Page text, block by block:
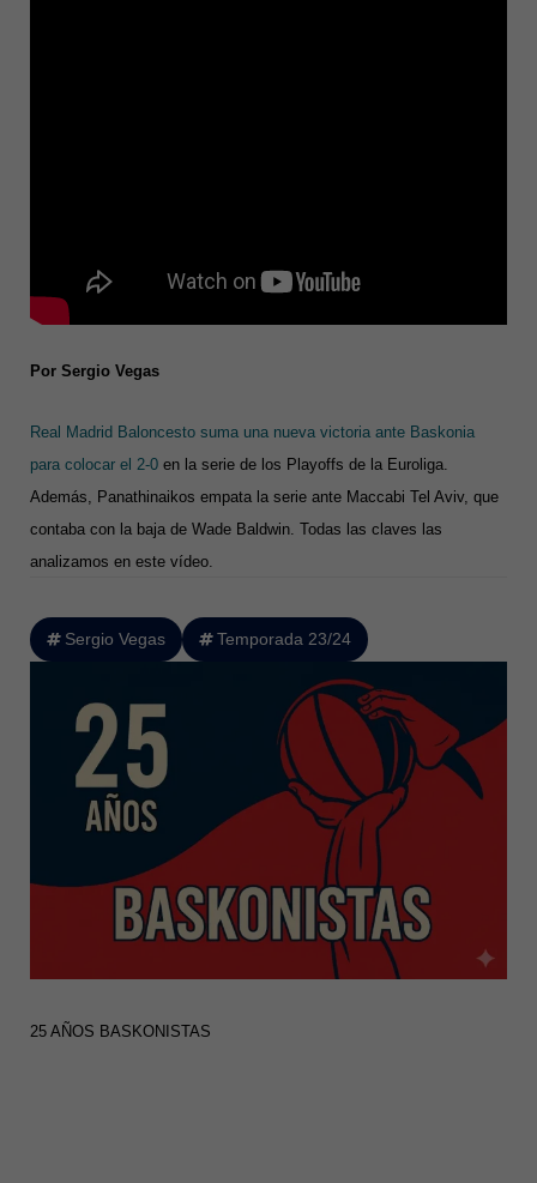
Por Sergio Vegas
Real Madrid Baloncesto suma una nueva victoria ante Baskonia
para colocar el 2-0 en la serie de los Playoffs de la Euroliga.
Además, Panathinaikos empata la serie ante Maccabi Tel Aviv, que
contaba con la baja de Wade Baldwin. Todas las claves las
analizamos en este vídeo.
Sergio Vegas Temporada 23/24
25 AÑOS BASKONISTAS